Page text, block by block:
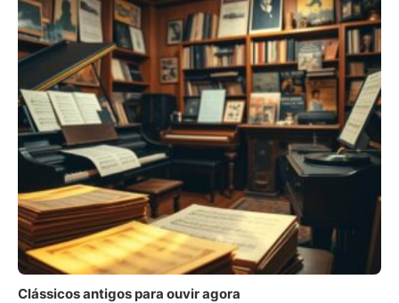
Clássicos antigos para ouvir agora